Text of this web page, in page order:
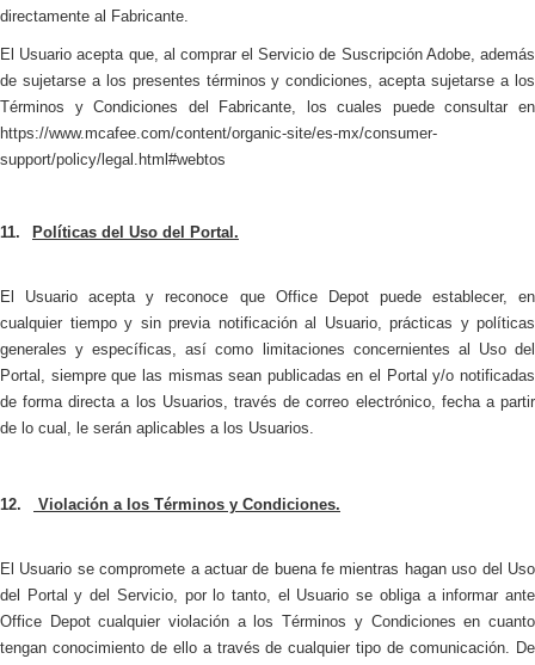
directamente al Fabricante.
El Usuario acepta que, al comprar el Servicio de Suscripción Adobe, además
de sujetarse a los presentes términos y condiciones, acepta sujetarse a los
Términos y Condiciones del Fabricante, los cuales puede consultar en
https://www.mcafee.com/content/organic-site/es-mx/consumer-
support/policy/legal.html#webtos
11. Políticas del Uso del Portal.
El Usuario acepta y reconoce que Office Depot puede establecer, en
cualquier tiempo y sin previa notificación al Usuario, prácticas y políticas
generales y específicas, así como limitaciones concernientes al Uso del
Portal, siempre que las mismas sean publicadas en el Portal y/o notificadas
de forma directa a los Usuarios, través de correo electrónico, fecha a partir
de lo cual, le serán aplicables a los Usuarios.
12. Violación a los Términos y Condiciones.
El Usuario se compromete a actuar de buena fe mientras hagan uso del Uso
del Portal y del Servicio, por lo tanto, el Usuario se obliga a informar ante
Office Depot cualquier violación a los Términos y Condiciones en cuanto
tengan conocimiento de ello a través de cualquier tipo de comunicación. De